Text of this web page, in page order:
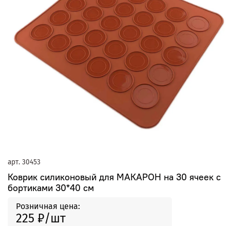
арт. 30453
Коврик силиконовый для МАКАРОН на 30 ячеек с
бортиками 30*40 см
Розничная цена:
225 ₽